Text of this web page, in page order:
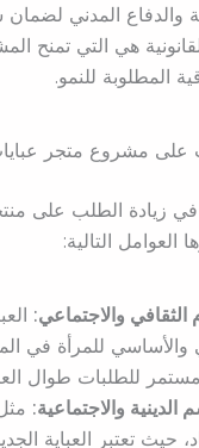
والدفاع المدني لضمان
هي التي تمنح
المطلوبة للنمو.
على مشروع متجر
زيادة الطلب على
العوامل التالية:
الثقافي والاجتماعي:
والأساسي للمرأة في
للطلبات طوال
الدينية والاجتماعية:
حيث تعتبر العباية